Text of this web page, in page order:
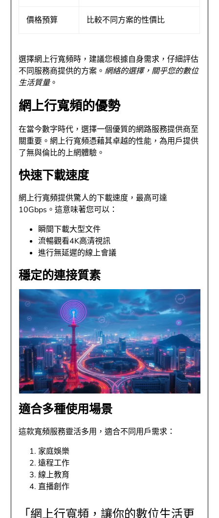
價格預算 比較不同方案的性價比
選擇網上行寬頻時，建議您根據自身需求，仔細評估
不同服務商提供的方案。網絡的選擇，關乎您的數位
生活質量。
網上行寬頻的優勢
在當今數字時代，選擇一個優質的網路服務提供商至
關重要。網上行寬頻憑藉其卓越的性能，為用戶提供
了無與倫比的上網體驗。
快速下載速度
網上行寬頻提供驚人的下載速度，最高可達
10Gbps。這意味著您可以：
瞬間下載大型文件
流暢觀看4K高清視訊
進行無延遲的線上會議
穩定的連接質素
適合多種使用場景
這款寬頻服務靈活多用，適合不同用戶需求：
家庭娛樂
遠程工作
線上教育
直播創作
「網上行寬頻，讓你的數位生活更